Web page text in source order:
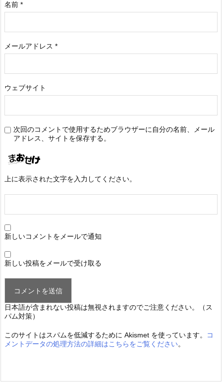
名前 *
メールアドレス *
ウェブサイト
次回のコメントで使用するためブラウザーに自分の名前、メール
アドレス、サイトを保存する。
上に表示された文字を入力してください。
新しいコメントをメールで通知
新しい投稿をメールで受け取る
日本語が含まれない投稿は無視されますのでご注意ください。（ス
パム対策）
このサイトはスパムを低減するために Akismet を使っています。
コ
メントデータの処理方法の詳細はこちらをご覧ください。